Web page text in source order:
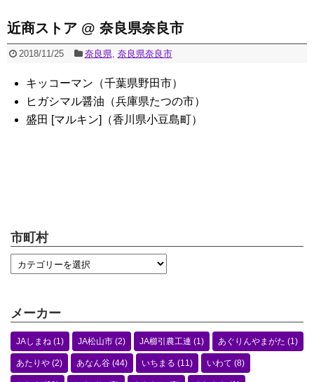
近商ストア @ 奈良県奈良市
2018/11/25 奈良県, 奈良県奈良市
キッコーマン（千葉県野田市）
ヒガシマル醤油（兵庫県たつの市）
盛田 [マルキン]（香川県小豆島町）
市町村
メーカー
JAしまね (1) JA松山市 (2) JA櫛引農工連 (1) あぐりんやまがた (1)
あたりや (2) あなん谷 (44) いちまる (11) いわて (8)